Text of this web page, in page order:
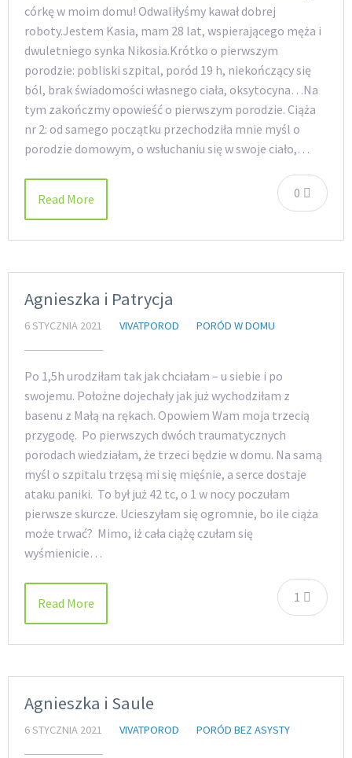
córkę w moim domu! Odwaliłyśmy kawał dobrej
roboty.Jestem Kasia, mam 28 lat, wspierającego męża i
dwuletniego synka Nikosia.Krótko o pierwszym
porodzie: pobliski szpital, poród 19 h, niekończący się
ból, brak świadomości własnego ciała, oksytocyna…Na
tym zakończmy opowieść o pierwszym porodzie. Ciąża
nr 2: od samego początku przechodziła mnie myśl o
porodzie domowym, o wsłuchaniu się w swoje ciało,…
0
Read More
Agnieszka i Patrycja
6 STYCZNIA 2021 VIVATPOROD PORÓD W DOMU
Po 1,5h urodziłam tak jak chciałam – u siebie i po
swojemu. Położne dojechały jak już wychodziłam z
basenu z Małą na rękach. Opowiem Wam moja trzecią
przygodę. Po pierwszych dwóch traumatycznych
porodach wiedziałam, że trzeci będzie w domu. Na samą
myśl o szpitalu trzęsą mi się mięśnie, a serce dostaje
ataku paniki. To był już 42 tc, o 1 w nocy poczułam
pierwsze skurcze. Ucieszyłam się ogromnie, bo ile ciąża
może trwać? Mimo, iż cała ciążę czułam się
wyśmienicie…
1
Read More
Agnieszka i Saule
6 STYCZNIA 2021 VIVATPOROD PORÓD BEZ ASYSTY